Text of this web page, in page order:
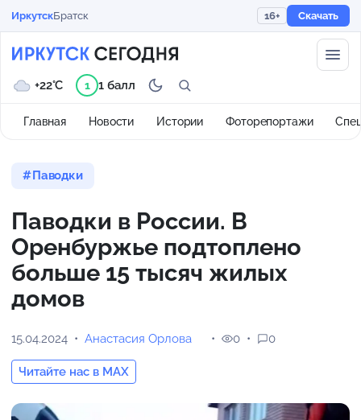
ИркутскБратск 16+ Скачать
Главная Новости Истории Фоторепортажи
+22°C 1 1 балл
Паводки
Паводки в России. В
Оренбуржье подтоплено
больше 15 тысяч жилых
домов
15.04.2024 Анастасия Орлова
Читайте нас в MAX
0 0